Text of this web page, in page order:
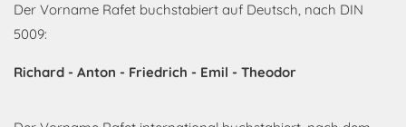
Der Vorname Rafet buchstabiert auf Deutsch, nach DIN
5009:
Richard - Anton - Friedrich - Emil - Theodor